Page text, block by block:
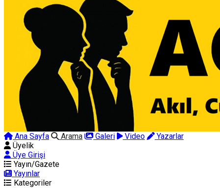
Ana Sayfa Arama Galeri Video
Yazarlar
Üyelik
Üye Girişi
Yayın/Gazete
Yayınlar
Kategoriler